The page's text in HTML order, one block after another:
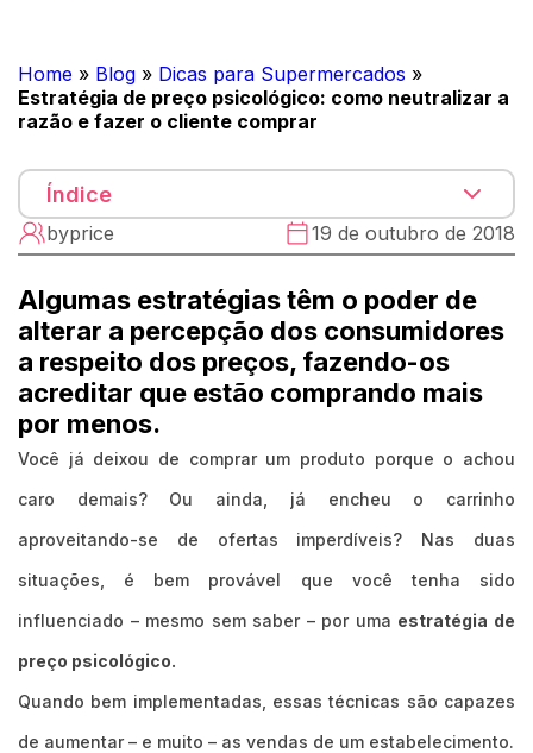
Home » Blog » Dicas para Supermercados »
Estratégia de preço psicológico: como neutralizar a
razão e fazer o cliente comprar
byprice 19 de outubro de 2018
Algumas estratégias têm o poder de
alterar a percepção dos consumidores
a respeito dos preços, fazendo-os
acreditar que estão comprando mais
por menos.
Você já deixou de comprar um produto porque o achou
caro demais? Ou ainda, já encheu o carrinho
aproveitando-se de ofertas imperdíveis? Nas duas
situações, é bem provável que você tenha sido
influenciado – mesmo sem saber – por uma estratégia de
preço psicológico.
Quando bem implementadas, essas técnicas são capazes
de aumentar – e muito – as vendas de um estabelecimento.
Índice